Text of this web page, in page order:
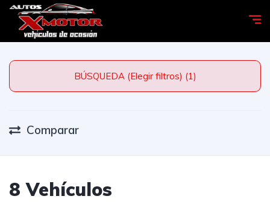
BÚSQUEDA (Elegir filtros) (1)
Comparar
8 Vehículos